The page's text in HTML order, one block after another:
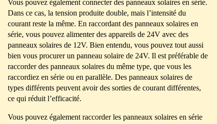
Vous pouvez également connecter des panneaux solaires en série.
Dans ce cas, la tension produite double, mais l’intensité du
courant reste la même. En raccordant des panneaux solaires en
série, vous pouvez alimenter des appareils de 24V avec des
panneaux solaires de 12V. Bien entendu, vous pouvez tout aussi
bien vous procurer un panneau solaire de 24V. Il est préférable de
raccorder des panneaux solaires du même type, que vous les
raccordiez en série ou en parallèle. Des panneaux solaires de
types différents peuvent avoir des sorties de courant différentes,
ce qui réduit l’efficacité.
Vous pouvez également raccorder les panneaux solaires en série